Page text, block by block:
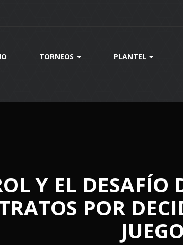
TORNEOS PLANTEL
Y EL DESAFÍO
POR
JUEGO